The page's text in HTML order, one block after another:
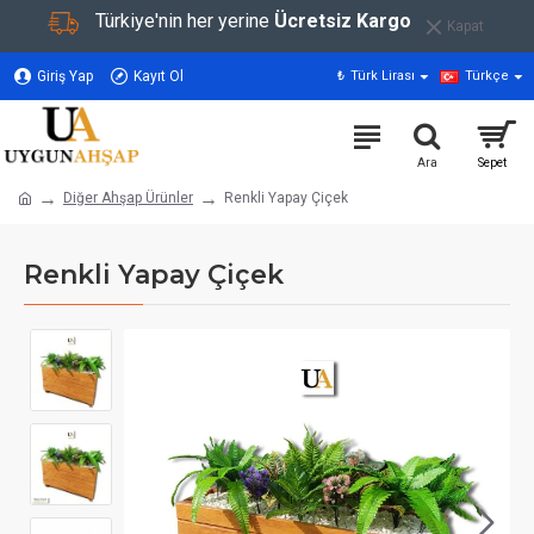
Türkiye'nin her yerine Ücretsiz Kargo Kapat
Giriş Yap Kayıt Ol ₺ Türk Lirası Türkçe
Diğer Ahşap Ürünler Renkli Yapay Çiçek
Renkli Yapay Çiçek